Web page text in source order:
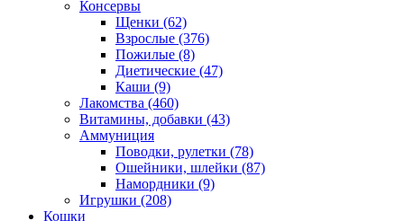
Консервы
Щенки (62)
Взрослые (376)
Пожилые (8)
Диетические (47)
Каши (9)
Лакомства (460)
Витамины, добавки (43)
Аммуниция
Поводки, рулетки (78)
Ошейники, шлейки (87)
Намордники (9)
Игрушки (208)
Кошки